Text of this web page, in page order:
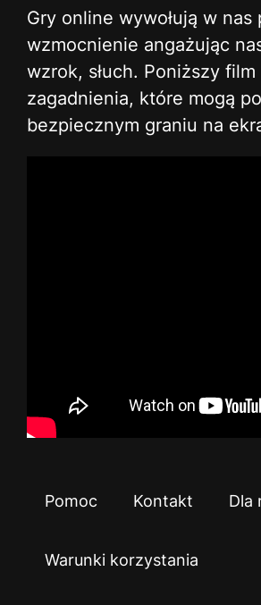
Gry online wywołują w
wzmocnienie angażując
wzrok, słuch. Poniższy
zagadnienia, które mogą
bezpiecznym graniu na
Pomoc Kontakt Dla
Warunki korzystania